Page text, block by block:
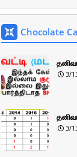
Chocolate
3/
3/